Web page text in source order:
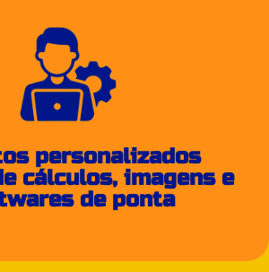
personalizados
cálculos, imagens e
de ponta